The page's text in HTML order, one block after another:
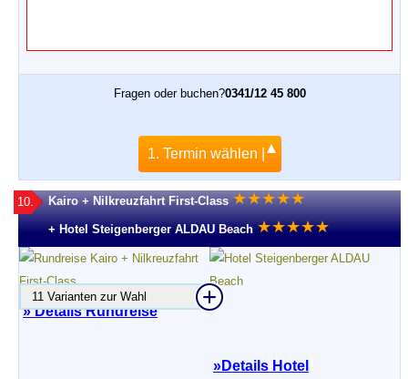
Fragen oder buchen?0341/12 45 800
1. Termin wählen |
10. Kairo + Nilkreuzfahrt First-Class ★★★★★
+ Hotel Steigenberger ALDAU Beach ★★★★★
» Details Rundreise
11 Varianten zur Wahl
»Details Hotel